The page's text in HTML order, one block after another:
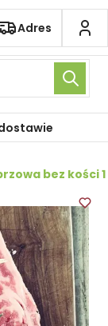
Adres
bez kości